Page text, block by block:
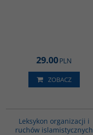
29.00PLN
ZOBACZ
Leksykon organizacji i
ruchów islamistycznych